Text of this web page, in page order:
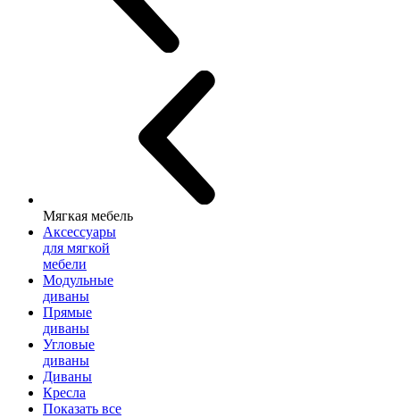
Мягкая мебель
Аксессуары
для мягкой
мебели
Модульные
диваны
Прямые
диваны
Угловые
диваны
Диваны
Кресла
Показать все